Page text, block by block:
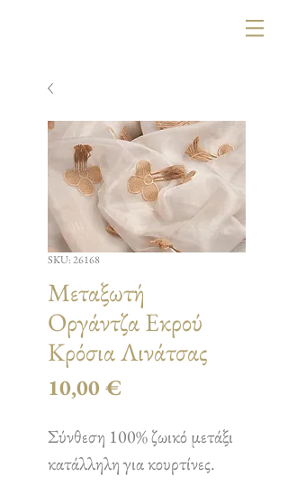
SKU: 26168
Μεταξωτή
Οργάντζα Εκρού
Κρόσια Λινάτσας
10,00 €
Σύνθεση 100% ζωικό μετάξι
κατάλληλη για κουρτίνες.